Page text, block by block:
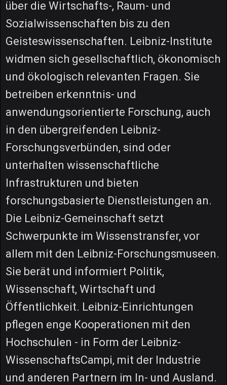
über die Wirtschafts-, Raum- und
Sozialwissenschaften bis zu den
Geisteswissenschaften. Leibniz-Institute
widmen sich gesellschaftlich, ökonomisch
und ökologisch relevanten Fragen. Sie
betreiben erkenntnis- und
anwendungsorientierte Forschung, auch
in den übergreifenden Leibniz-
Forschungsverbünden, sind oder
unterhalten wissenschaftliche
Infrastrukturen und bieten
forschungsbasierte Dienstleistungen an.
Die Leibniz-Gemeinschaft setzt
Schwerpunkte im Wissenstransfer, vor
allem mit den Leibniz-Forschungsmuseen.
Sie berät und informiert Politik,
Wissenschaft, Wirtschaft und
Öffentlichkeit. Leibniz-Einrichtungen
pflegen enge Kooperationen mit den
Hochschulen - in Form der Leibniz-
WissenschaftsCampi, mit der Industrie
und anderen Partnern im In- und Ausland.